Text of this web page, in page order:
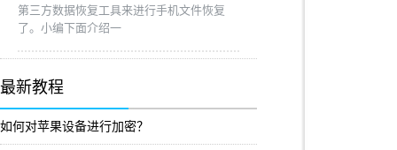
第三方数据恢复工具来进行手机文件恢复
了。小编下面介绍一
最新教程
如何对苹果设备进行加密？